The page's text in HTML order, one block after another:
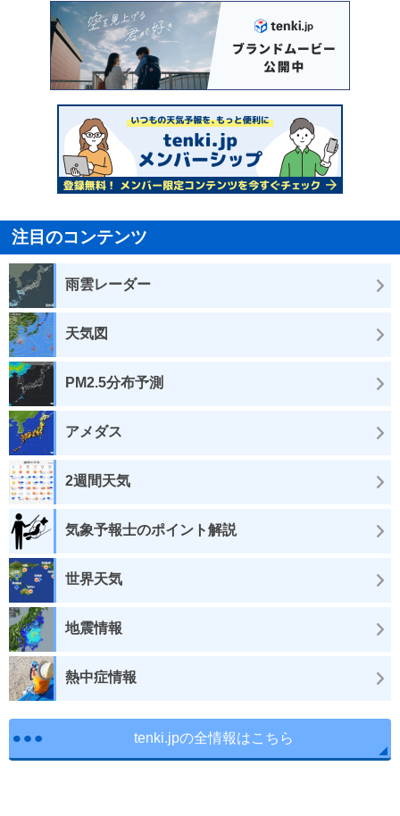
注目のコンテンツ
雨雲レーダー
天気図
PM2.5分布予測
アメダス
2週間天気
気象予報士のポイント解説
世界天気
地震情報
熱中症情報
tenki.jpの全情報はこちら